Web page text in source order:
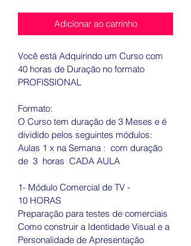
Adicionar ao carrinho
Você está Adquirindo um Curso com
40 horas de Duração no formato
PROFISSIONAL
Formato:
O Curso tem duração de 3 Meses e é
dividido pelos seguintes módulos:
Aulas 1 x na Semana :  com duração
de  3  horas  CADA AULA
1- Módulo Comercial de TV -
10 HORAS
Preparação para testes de comerciais
Como construir a Identidade Visual e a
Personalidade de Apresentação